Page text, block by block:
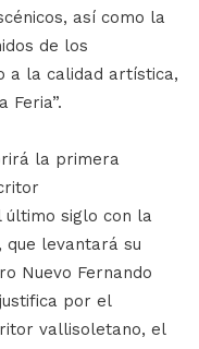
así como la
de los
a la calidad artística,
Feria”.
la primera
último siglo con la
, que levantará su
Nuevo Fernando
por el
vallisoletano, el